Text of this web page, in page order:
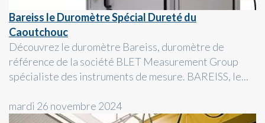
Bareiss le Duromètre Spécial Dureté du
Caoutchouc
Découvrez le duromètre Bareiss, duromètre de
référence de la société BLET Measurement Group
spécialiste des instruments de mesure. BAREISS, le...
mardi 26 novembre 2024